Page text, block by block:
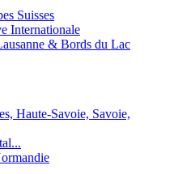
Suisses
Internationale
& Bords du Lac
Haute-Savoie, Savoie,